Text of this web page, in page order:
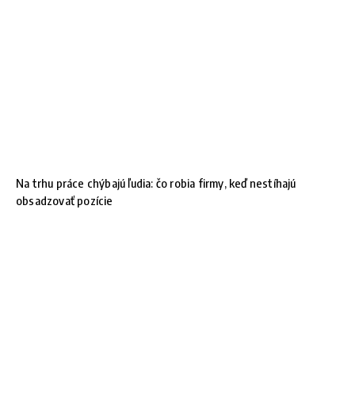
Na trhu práce chýbajú ľudia: čo robia firmy, keď nestíhajú
obsadzovať pozície